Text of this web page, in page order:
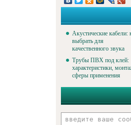
Акустические кабели:
выбрать для
качественного звука
Трубы ПВХ под клей:
характеристики,
сферы применения